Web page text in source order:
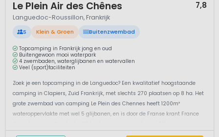
Le Plein Air des Chênes 7,8
Languedoc-Roussillon, Frankrijk
S Klein & Groen Buitenzwembad
Topcamping in Frankrijk jong en oud
Buitengewoon mooi waterpark
4 zwembaden, waterglijbanen en watervallen
Veel (sport)faciliteiten
Zoek je een topcamping in de Languedoc? Een kwalitatief hoogstaande
camping in Clapiers, Zuid Frankrijk, met slechts 270 plaatsen op 8 ha. Het
grote zwembad van camping Le Plein des Chennes heeft 1200m²
wateroppervlakte met wel 5 glijbanen, en is door de Franse krant France